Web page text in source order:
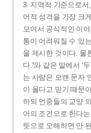
3. 지역적 기준으로
어적 성격을 가장 크
모여서 공식적인 이
통이 어려워질 수 있
을 제시한 것이다. 물
다.”와 같은 말에서 ‘
는 사람은 오랜 문자
이 옳다고 믿기 때문
하되 언중들의 교양
어의 조건으로 한다
뜻으로 오해하면 안